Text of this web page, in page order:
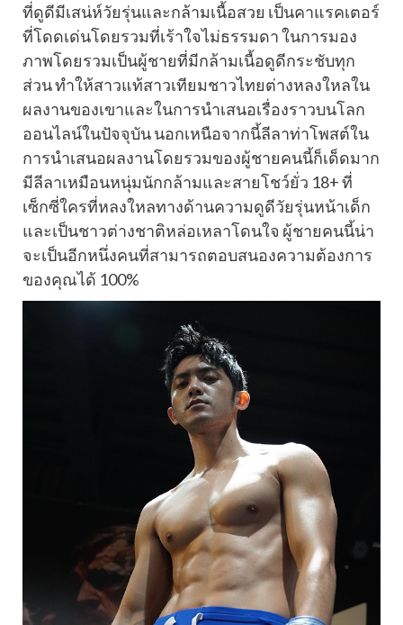
ที่ดูดีมีเสน่ห์วัยรุ่นและกล้ามเนื้อสวย เป็นคาแรคเตอร์
ที่โดดเด่นโดยรวมที่เร้าใจไม่ธรรมดา ในการมอง
ภาพโดยรวมเป็นผู้ชายที่มีกล้ามเนื้อดูดีกระชับทุก
ส่วน ทำให้สาวแท้สาวเทียมชาวไทยต่างหลงใหลใน
ผลงานของเขาและในการนำเสนอเรื่องราวบนโลก
ออนไลน์ในปัจจุบัน นอกเหนือจากนี้ลีลาท่าโพสต์ใน
การนำเสนอผลงานโดยรวมของผู้ชายคนนี้ก็เด็ดมาก
มีลีลาเหมือนหนุ่มนักกล้ามและสายโชว์ยั่ว 18+ ที่
เซ็กซี่ใครที่หลงใหลทางด้านความดูดีวัยรุ่นหน้าเด็ก
และเป็นชาวต่างชาติหล่อเหลาโดนใจ ผู้ชายคนนี้น่า
จะเป็นอีกหนึ่งคนที่สามารถตอบสนองความต้องการ
ของคุณได้ 100%